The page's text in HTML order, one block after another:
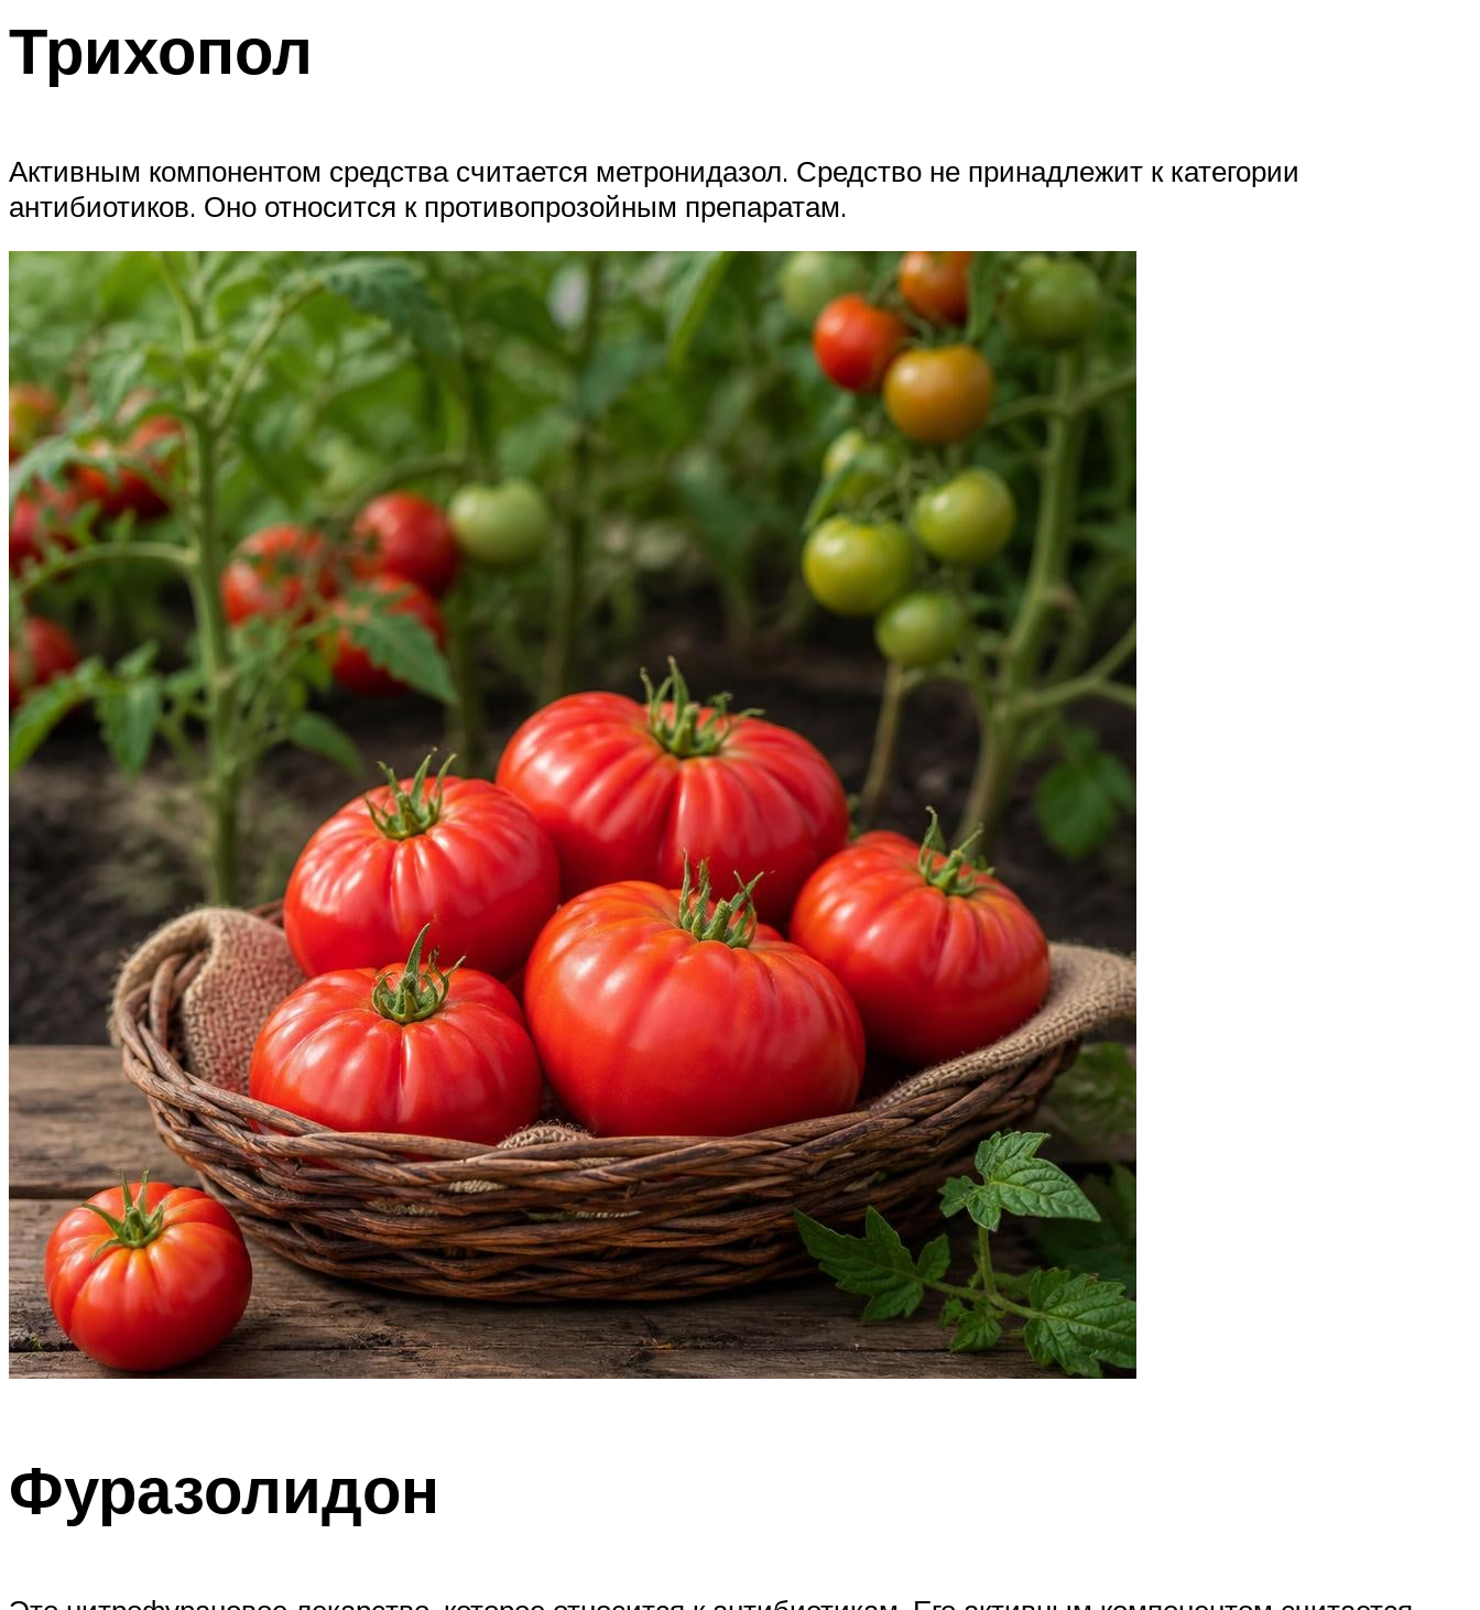
Трихопол
Активным компонентом средства считается метронидазол. Средство не принадлежит к категории
антибиотиков. Оно относится к противопрозойным препаратам.
Фуразолидон